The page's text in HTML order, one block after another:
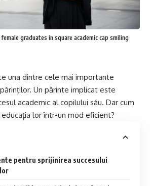
graduates in square academic cap smiling
una dintre cele mai importante
Un părinte implicat este
academic al copilului său. Dar cum
lor într-un mod eficient?
pentru sprijinirea succesului